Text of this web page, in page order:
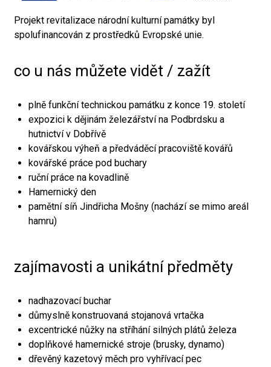
Projekt revitalizace národní kulturní památky byl
spolufinancován z prostředků Evropské unie.
co u nás můžete vidět / zažít
plně funkční technickou památku z konce 19. století
expozici k dějinám železářství na Podbrdsku a
hutnictví v Dobřívě
kovářskou výheň a předváděcí pracoviště kovářů
kovářské práce pod buchary
ruční práce na kovadlině
Hamernický den
pamětní síň Jindřicha Mošny (nachází se mimo areál
hamru)
zajímavosti a unikátní předměty
nadhazovací buchar
důmyslně konstruovaná stojanová vrtačka
excentrické nůžky na stříhání silných plátů železa
doplňkové hamernické stroje (brusky, dynamo)
dřevěný kazetový měch pro vyhřívací pec